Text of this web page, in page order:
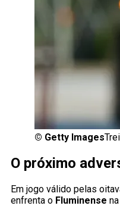
© Getty Images
O próximo
Em jogo válido pelas
enfrenta o Fluminense